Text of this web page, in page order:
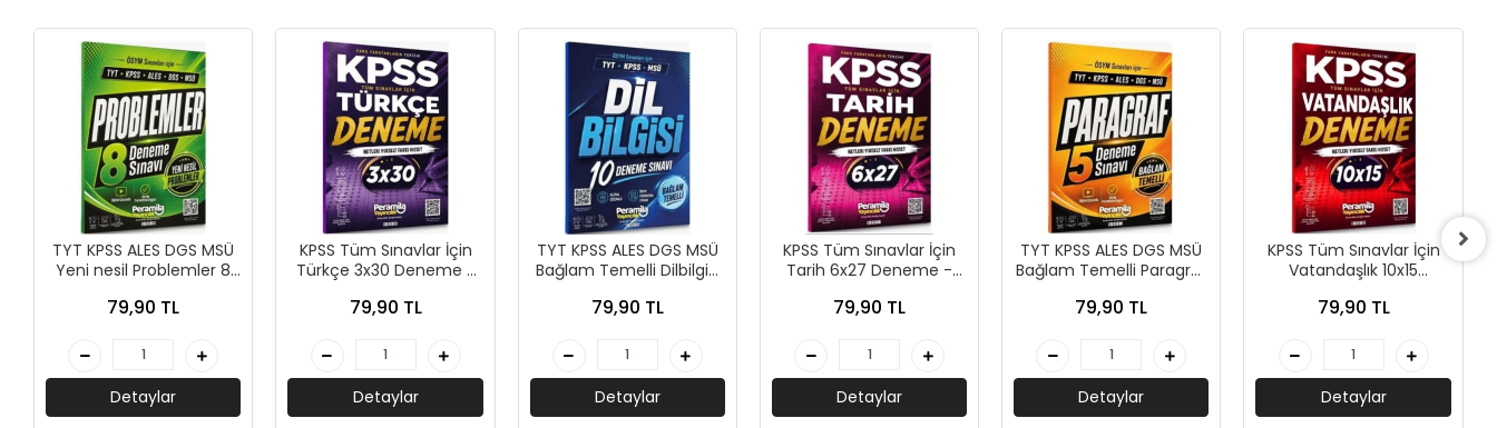
HİKAYE - ÇOCUK KİTAPLARI +
KUTULU SETLER +
İNGİLİZCE HİKAYE KİTAPLARI
ALMANCA HİKAYE KİTAPLARI
MANGA - ÇİZGİ ROMAN
FUTBOL - SPORCU KİTAPLARI
HOBİ - BULMACA KİTAPLARI
BOYAMA - MANDALA KİTAPLARI
TYT KPSS ALES DGS MSÜ
Yeni nesil Problemler 8
Yayıncılık
79,90 TL
Detaylar
KPSS Tüm Sınavlar İçin
Türkçe 3x30 Deneme -
79,90 TL
Detaylar
TYT KPSS ALES DGS MSÜ
Bağlam Temelli Dilbilgisi
Yayıncılık
79,90 TL
Detaylar
KPSS Tüm Sınavlar İçin
Tarih 6x27 Deneme -
79,90 TL
Detaylar
TYT KPSS ALES DGS MSÜ
Bağlam Temelli Paragraf
Yayıncılık
79,90 TL
Detaylar
KPSS Tüm Sınavlar İçin
Vatandaşlık 10x15
Yayıncılık
79,90 TL
Detaylar